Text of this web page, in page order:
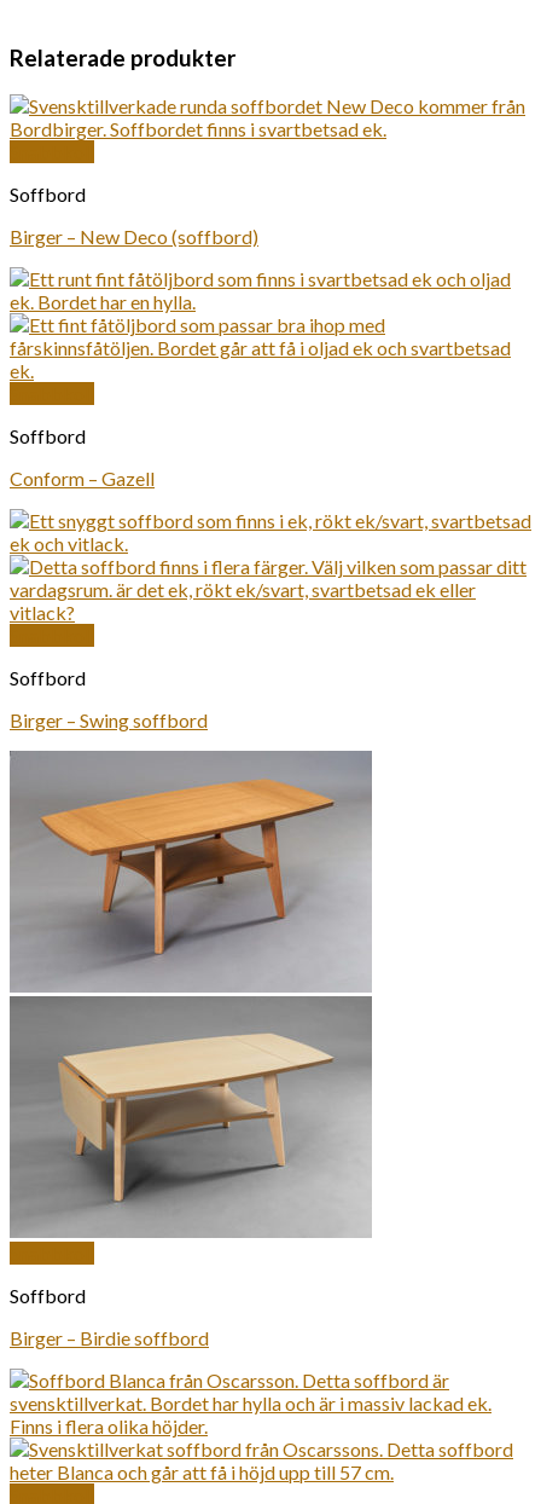
Relaterade produkter
Soffbord
Birger – New Deco (soffbord)
Soffbord
Conform – Gazell
Soffbord
Birger – Swing soffbord
Soffbord
Birger – Birdie soffbord